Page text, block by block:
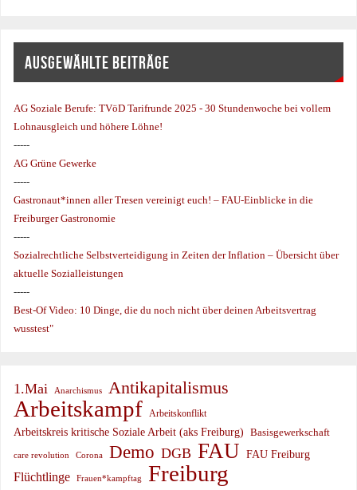
AUSGEWÄHLTE BEITRÄGE
AG Soziale Berufe:TVöD Tarifrunde 2025 - 30 Stundenwoche bei vollem
Lohnausgleich und höhere Löhne!
-----
AG Grüne Gewerke
-----
Gastronaut*innen aller Tresen vereinigt euch! – FAU-Einblicke in die
Freiburger Gastronomie
-----
Sozialrechtliche Selbstverteidigung in Zeiten der Inflation – Übersicht über
aktuelle Sozialleistungen
-----
Best-Of Video: 10 Dinge, die du noch nicht über deinen Arbeitsvertrag
wusstest"
1.Mai Anarchismus Antikapitalismus
Arbeitskampf Arbeitskonflikt
Arbeitskreis kritische Soziale Arbeit (aks Freiburg) Basisgewerkschaft
care revolution Corona Demo DGB FAU FAU Freiburg
Flüchtlinge Frauen*kampftag Freiburg